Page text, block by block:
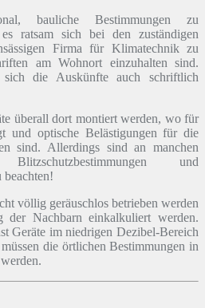
bauliche Bestimmungen zu
ratsam sich bei den zuständigen
Firma für Klimatechnik zu
am Wohnort einzuhalten sind.
die Auskünfte auch schriftlich
überall dort montiert werden, wo für
und optische Belästigungen für die
sind. Allerdings sind an manchen
und
beachten!
völlig geräuschlos betrieben werden
der Nachbarn einkalkuliert werden.
Geräte im niedrigen Dezibel-Bereich
die örtlichen Bestimmungen in